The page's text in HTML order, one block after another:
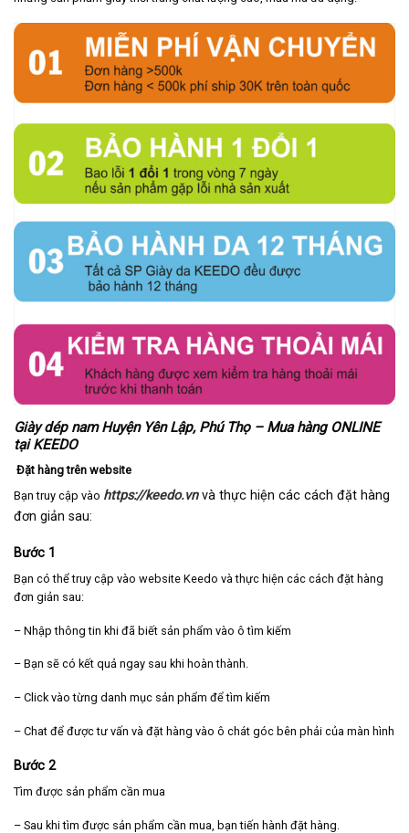
Giày dép nam Huyện Yên Lập, Phú Thọ – Mua hàng ONLINE
tại KEEDO
Đặt hàng trên website
Bạn truy cập vào https://keedo.vnvà thực hiện các cách đặt hàng
đơn giản sau:
Bước 1
Bạn có thể truy cập vào website Keedo và thực hiện các cách đặt hàng
đơn giản sau:
– Nhập thông tin khi đã biết sản phẩm vào ô tìm kiếm
– Bạn sẽ có kết quả ngay sau khi hoàn thành.
– Click vào từng danh mục sản phẩm để tìm kiếm
– Chat để được tư vấn và đặt hàng vào ô chát góc bên phải của màn hình
Bước 2
Tìm được sản phẩm cần mua
– Sau khi tìm được sản phẩm cần mua, bạn tiến hành đặt hàng.